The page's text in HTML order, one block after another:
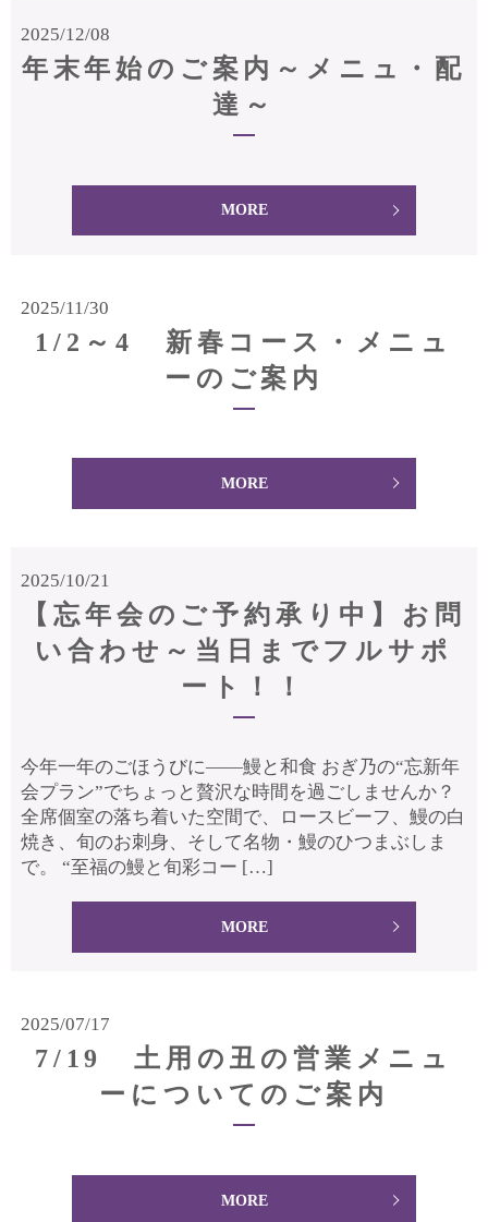
2025/12/08
年末年始のご案内～メニュ・配
達～
MORE
2025/11/30
1/2～4 新春コース・メニュ
ーのご案内
MORE
2025/10/21
【忘年会のご予約承り中】お問
い合わせ～当日までフルサポ
ート！！
今年一年のごほうびに――鰻と和食 おぎ乃の“忘新年
会プラン”でちょっと贅沢な時間を過ごしませんか？
全席個室の落ち着いた空間で、ロースビーフ、鰻の白
焼き、旬のお刺身、そして名物・鰻のひつまぶしま
で。 “至福の鰻と旬彩コー […]
MORE
2025/07/17
7/19 土用の丑の営業メニュ
ーについてのご案内
MORE